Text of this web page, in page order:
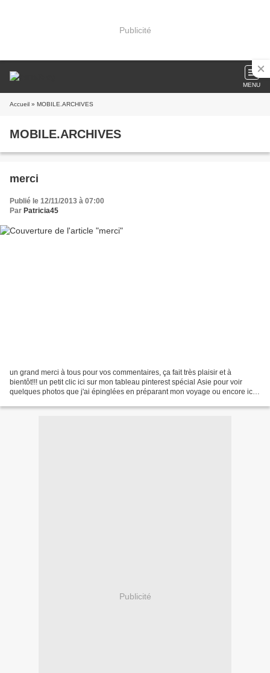
Publicité
MENU
Accueil » MOBILE.ARCHIVES
MOBILE.ARCHIVES
merci
Publié le 12/11/2013 à 07:00
Par Patricia45
un grand merci à tous pour vos commentaires, ça fait très plaisir et à
bientôt!!! un petit clic ici sur mon tableau pinterest spécial Asie pour voir
quelques photos que j'ai épinglées en préparant mon voyage ou encore ici
Publicité